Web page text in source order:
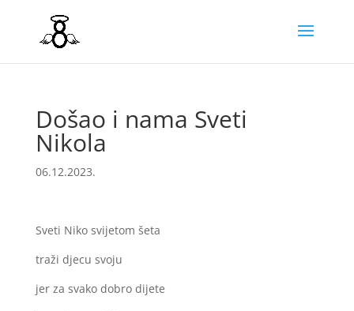
Došao i nama Sveti
Nikola
06.12.2023.
Sveti Niko svijetom šeta
traži djecu svoju
jer za svako dobro dijete